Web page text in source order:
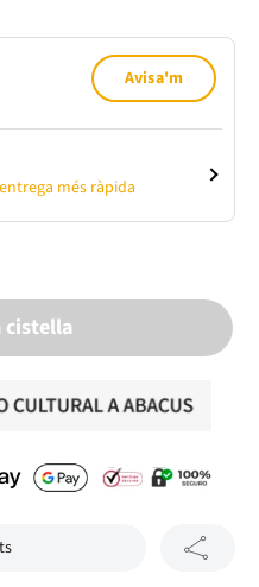
Avisa'm
més ràpida
cistella